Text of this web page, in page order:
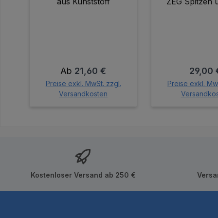
Regulärer Preis:
Ab 21,60 €
Preise exkl. MwSt. zzgl.
Versandkosten
29,00
Preise exkl.
Kostenloser Versand ab 250 €